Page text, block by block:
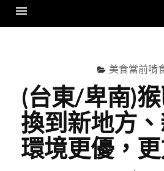
美食當前啃
(台東/卑南)猴
換到新地方、
環境更優，